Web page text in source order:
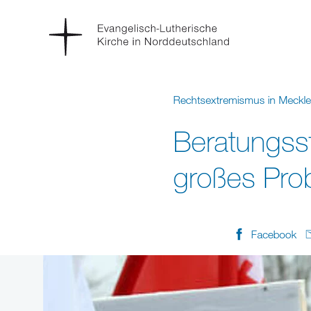
Rechtsextremismus in
großes
Facebook